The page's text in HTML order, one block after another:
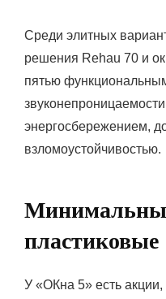
Среди элитных
решения Rehau 70 и
пятью
энергосбережением,
взломоустойчивостью.
пластиковые
У «ОКна 5» есть